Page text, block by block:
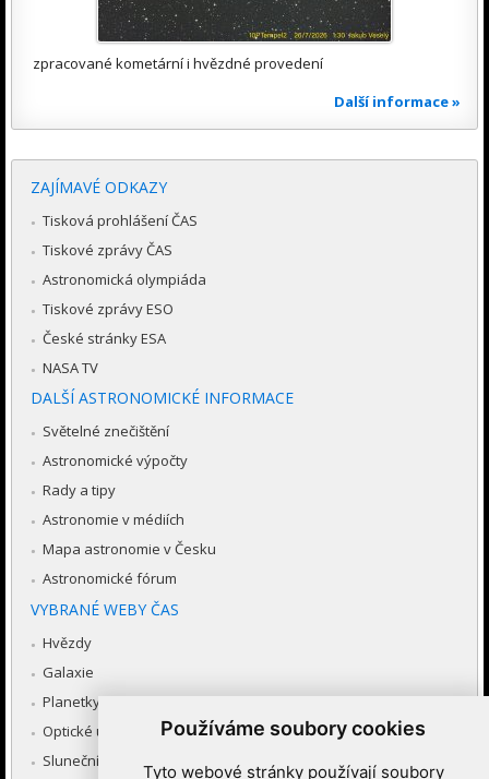
Používáme soubory cookies
Tyto webové stránky používají soubory
zpracované kometární i hvězdné provedení
Další informace »
ZAJÍMAVÉ ODKAZY
Tisková prohlášení ČAS
Tiskové zprávy ČAS
Astronomická olympiáda
Tiskové zprávy ESO
České stránky ESA
NASA TV
DALŠÍ ASTRONOMICKÉ INFORMACE
Světelné znečištění
Astronomické výpočty
Rady a tipy
Astronomie v médiích
Mapa astronomie v Česku
Astronomické fórum
VYBRANÉ WEBY ČAS
Hvězdy
Galaxie
Planetky
Optické úkazy v atmosféře
Sluneční soustava